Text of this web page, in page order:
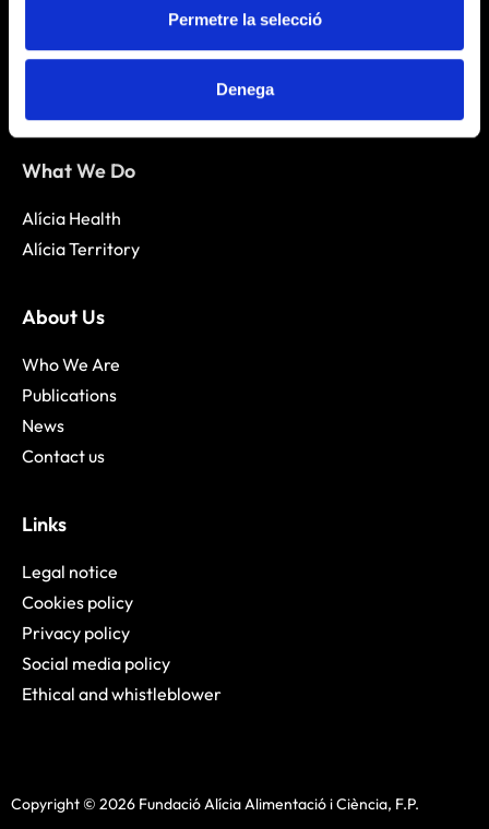
Permetre la selecció
Denega
What We Do
Alícia Health
Alícia Territory
About Us
Who We Are
Publications
News
Contact us
Links
Legal notice
Cookies policy
Privacy policy
Social media policy
Ethical and whistleblower
Copyright © 2026 Fundació Alícia Alimentació i Ciència, F.P.